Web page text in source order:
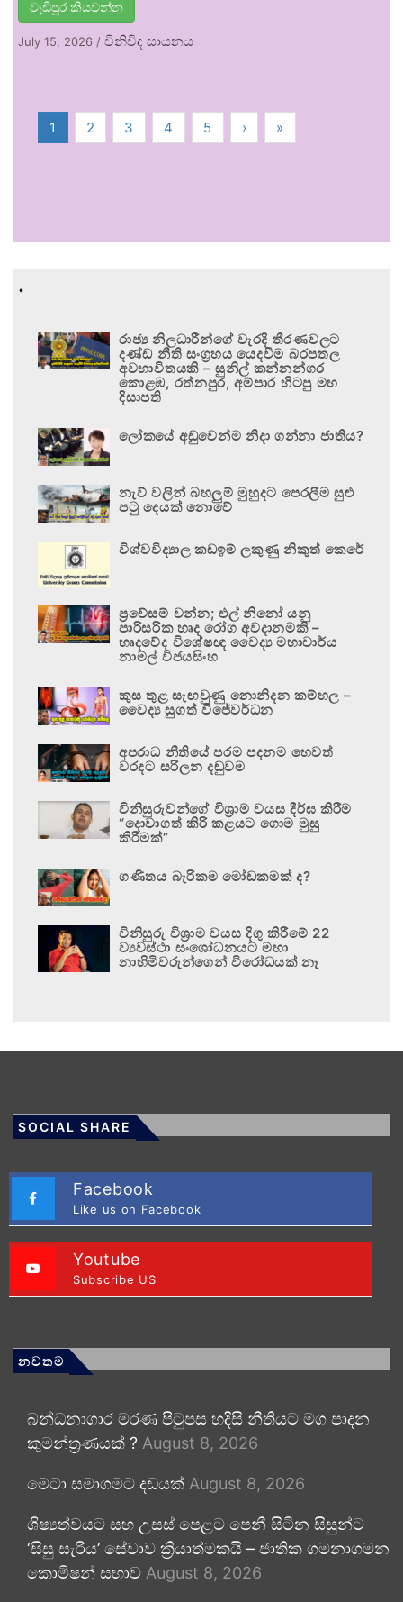
වැඩිපුර කියවන්න
July 15, 2026 / විනිවිද සායනය
1 2 3 4 5 › »
.
රාජ්‍ය නිලධාරීන්ගේ වැරදි තීරණවලට
දණ්ඩ නීති සංග්‍රහය යෙදවීම බරපතල
අවභාවිතයකි – සුනිල් කන්නන්ගර
කොළඹ, රත්නපුර, අම්පාර හිටපු මහ
දිසාපති
ලෝකයේ අඩුවෙන්ම නිදා ගන්නා ජාතිය?
නැව් වලින් බහලුම් මුහුදට පෙරලීම සුළු
පටු දෙයක් නොවේ
විශ්වවිද්‍යාල කඩඉම් ලකුණු නිකුත් කෙරේ
ප්‍රවේසම් වන්න; එල් නිනෝ යනු
පාරිසරික හෘද රෝග අවදානමකි –
හෘදවේද විශේෂඥ වෛද්‍ය මහාචාර්ය
නාමල් විජයසිංහ
කුස තුළ සැඟවුණු නොනිදන කම්හල –
වෛද්‍ය සුගත් විජේවර්ධන
අපරාධ නීතියේ පරම පදනම හෙවත්
වරදට සරිලන දඬුවම
විනිසුරුවන්ගේ විශ්‍රාම වයස දීර්ඝ කිරීම
“දොවාගත් කිරි කළයට ගොම මුසු
කිරීමක්”
ගණිතය බැරිකම මෝඩකමක් ද?
විනිසුරු විශ්‍රාම වයස දිගු කිරීමේ 22
ව්‍යවස්ථා සංශෝධනයට මහා
නාහිමිවරුන්ගෙන් විරෝධයක් නෑ
SOCIAL SHARE
Facebook
Like us on Facebook
Youtube
Subscribe US
නවතම
බන්ධනාගාර මරණ පිටුපස හදිසි නීතියට මග පාදන
කුමන්ත්‍රණයක් ? August 8, 2026
මෙටා සමාගමට දඩයක් August 8, 2026
ශිෂ්‍යත්වයට සහ උසස් පෙළට පෙනී සිටින සිසුන්ට
‘සිසු සැරිය’ සේවාව ක්‍රියාත්මකයි – ජාතික ගමනාගමන
කොමිෂන් සභාව August 8, 2026